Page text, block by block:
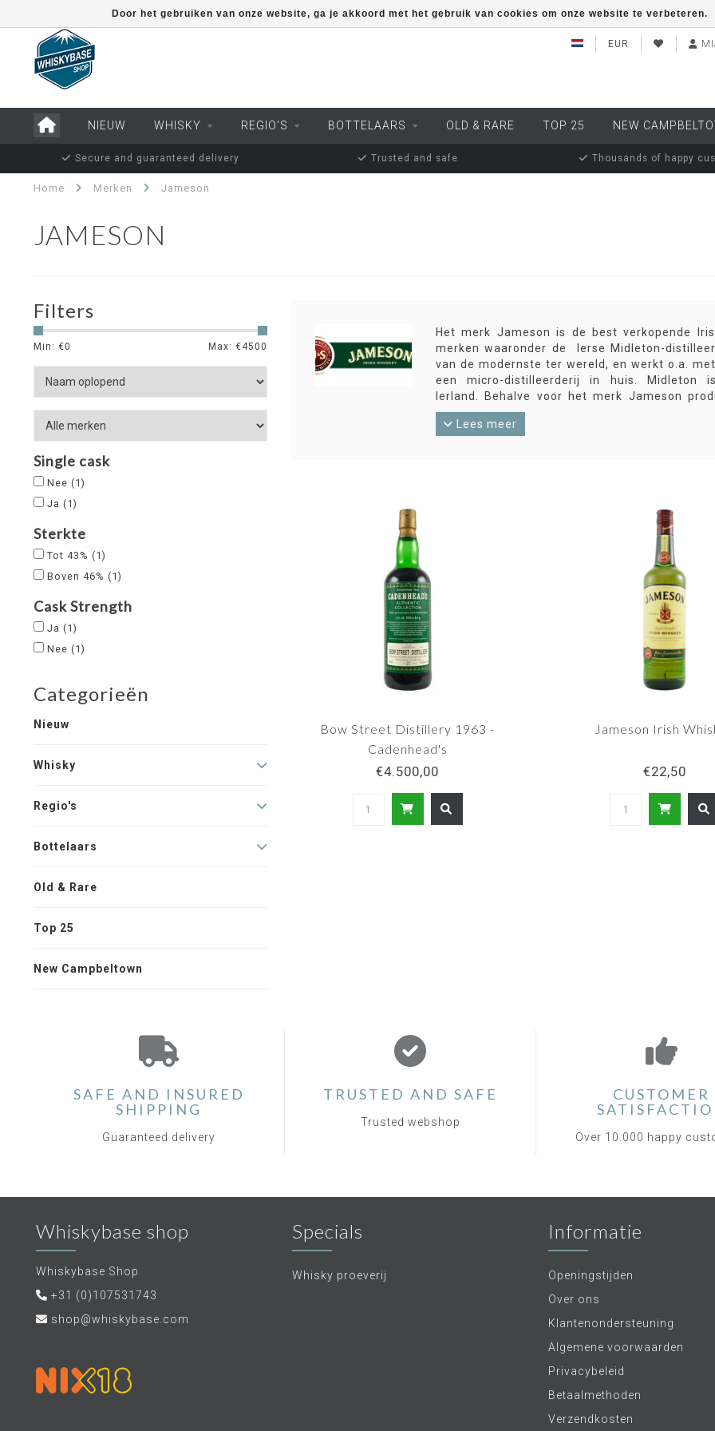
EUR
NIEUW WHISKY REGIO'S BOTTELAARS OLD & RARE TOP 25 NEW
Secure and guaranteed delivery Trusted and safe Thousands of happy
Home Merken Jameson
JAMESON
Filters
Min: €0 Max: €4500
Single cask
Nee (1)
Ja (1)
Sterkte
Tot 43% (1)
Boven 46% (1)
Cask Strength
Ja (1)
Nee (1)
Categorieën
Nieuw
Whisky
Regio's
Bottelaars
Old & Rare
Top 25
New Campbeltown
Het merk Jameson is de best verkopende
merken waaronder de Ierse Midleton-
van de modernste ter wereld, en werkt o.a.
een micro-distilleerderij in huis. Midleton
Ierland. Behalve voor het merk Jameson
Powers, Paddy, Redbreast, Green Spot en
Lees meer
Bow Street Distillery 1963 -
Cadenhead's
€4.500,00
Jameson Irish
€22,50
Door het gebruiken van onze website, ga je akkoord met het gebruik van cookies om onze website te verbeteren.
SAFE AND INSURED
SHIPPING
Guaranteed delivery
TRUSTED AND SAFE
Trusted webshop
CUSTOMER
Over 10.000 happy
Whiskybase shop
Whiskybase Shop
+31 (0)107531743
shop@whiskybase.com
Specials
Whisky proeverij
Informatie
Openingstijden
Over ons
Klantenondersteuning
Algemene voorwaarden
Privacybeleid
Betaalmethoden
Verzendkosten